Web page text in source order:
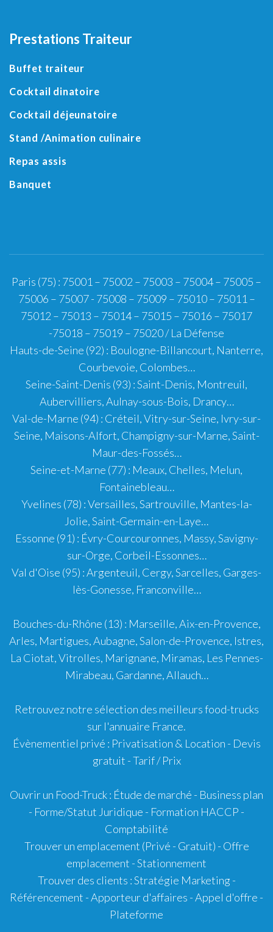
Prestations Traiteur
Buffet traiteur
Cocktail dinatoire
Cocktail déjeunatoire
Stand /Animation culinaire
Repas assis
Banquet
Paris (75) : 75001 – 75002 – 75003 – 75004– 75005 –
75006 – 75007- 75008 – 75009 – 75010– 75011 –
75012 – 75013 – 75014– 75015 – 75016 – 75017
-75018 – 75019 – 75020/La Défense
Hauts-de-Seine (92) : Boulogne-Billancourt, Nanterre,
Courbevoie, Colombes…
Seine-Saint-Denis (93) :Saint-Denis, Montreuil,
Aubervilliers,Aulnay-sous-Bois, Drancy…
Val-de-Marne (94) : Créteil,Vitry-sur-Seine, Ivry-sur-
Seine, Maisons-Alfort, Champigny-sur-Marne,Saint-
Maur-des-Fossés…
Seine-et-Marne (77) : Meaux, Chelles, Melun,
Fontainebleau…
Yvelines (78) :Versailles,Sartrouville, Mantes-la-
Jolie,Saint-Germain-en-Laye…
Essonne (91) : Évry-Courcouronnes, Massy,Savigny-
sur-Orge, Corbeil-Essonnes…
Val d'Oise (95) :Argenteuil, Cergy,Sarcelles, Garges-
lès-Gonesse, Franconville…
Bouches-du-Rhône (13) : Marseille,Aix-en-Provence,
Arles, Martigues,Aubagne,Salon-de-Provence, Istres,
La Ciotat,Vitrolles, Marignane, Miramas, Les Pennes-
Mirabeau, Gardanne,Allauch…
Retrouvez notre sélection des meilleurs food-trucks
sur l'annuaire France.
Évènementiel privé : Privatisation & Location - Devis
gratuit - Tarif / Prix
Ouvrir un Food-Truck: Étude de marché - Business plan
- Forme/Statut Juridique - Formation HACCP -
Comptabilité
Trouver un emplacement (Privé - Gratuit) - Offre
emplacement - Stationnement
Trouver des clients :Stratégie Marketing -
Référencement -Apporteur d'affaires -Appel d'offre -
Plateforme